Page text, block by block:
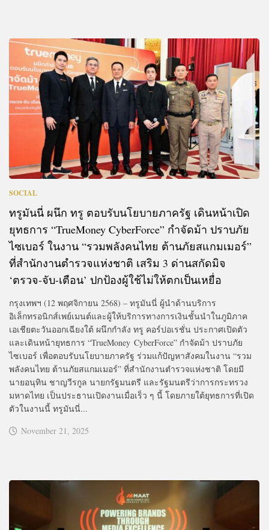
SOCIAL
ทรูมันนี่ ผนึก ทรู ตอบรับนโยบายภาครัฐ เดินหน้าเปิด
ยุทธการ “TrueMoney CyberForce” กำจัดม้า ปราบภัย
ไซเบอร์ ในงาน “รวมพลังคนไทย ต้านภัยสแกมเมอร์”
ที่สำนักงานตำรวจแห่งชาติ เสริม 3 ด่านสกัดมิจ
‘ตรวจ-จับ-เตือน’ ปกป้องผู้ใช้ไม่ให้ตกเป็นเหยื่อ
กรุงเทพฯ (12 พฤศจิกายน 2568) – ทรูมันนี่ ผู้นำด้านบริการ
อิเล็กทรอนิกส์เพย์เมนต์และผู้ให้บริการทางการเงินชั้นนำในภูมิภาค
เอเชียตะวันออกเฉียงใต้ ผนึกกำลัง ทรู คอร์ปอเรชั่น ประกาศเปิดตัว
และเดินหน้ายุทธการ “TrueMoney CyberForce” กำจัดม้า ปราบภัย
ไซเบอร์ เพื่อตอบรับนโยบายภาครัฐ ร่วมแก้ปัญหาสังคมในงาน “รวม
พลังคนไทย ต้านภัยสแกมเมอร์” ที่สำนักงานตำรวจแห่งชาติ โดยมี
นายอนุทิน ชาญวีรกูล นายกรัฐมนตรี และรัฐมนตรีว่าการกระทรวง
มหาดไทย เป็นประธานเปิดงานเมื่อเร็ว ๆ นี้ โดยภายใต้ยุทธการที่เปิด
ตัวในงานนี้ ทรูมันนี่...
November 21, 2025